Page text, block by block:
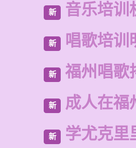
新 音乐培训
新 唱歌培训
新 福州唱歌
新 成人在福
新 学尤克里